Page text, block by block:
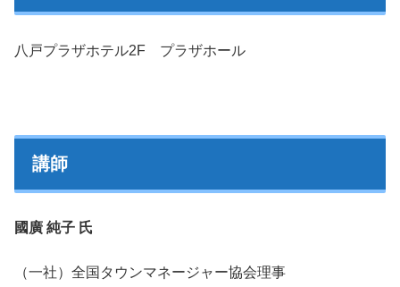
八戸プラザホテル2F プラザホール
講師
國廣 純子 氏
（一社）全国タウンマネージャー協会理事